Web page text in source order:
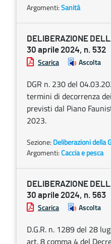
Argomenti:Sanità
DELIBERAZIONE
30 aprile 2024, n. 532
Scarica Ascolta
DGR n. 230 del
termini di decorrenza
previsti dal Piano
2023.
Sezione: Deliberazioni della
Argomenti:Caccia e pesca
DELIBERAZIONE
30 aprile 2024, n. 563
Scarica Ascolta
D.G.R. n. 1289 del 28
art. 8 comma 4 del